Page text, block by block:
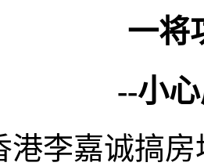
一将
--小
港李嘉诚搞